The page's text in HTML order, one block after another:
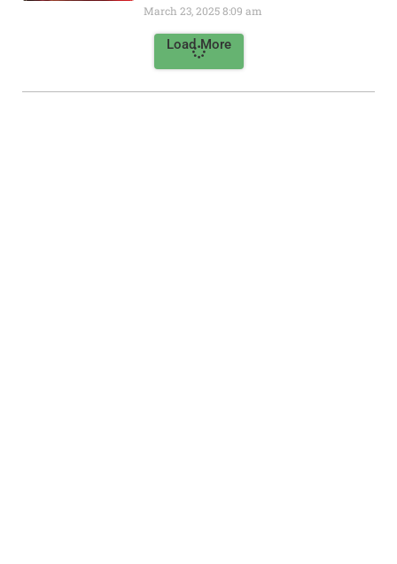
March 23, 20258:09 am
Load More